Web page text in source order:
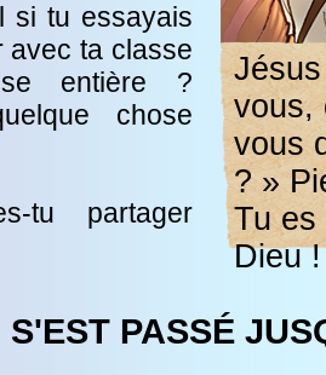
si tu essayais
avec ta classe
entière ?
chose
tu partager
vous,
vous
? »
Tu es
Dieu
S'EST PASSÉ